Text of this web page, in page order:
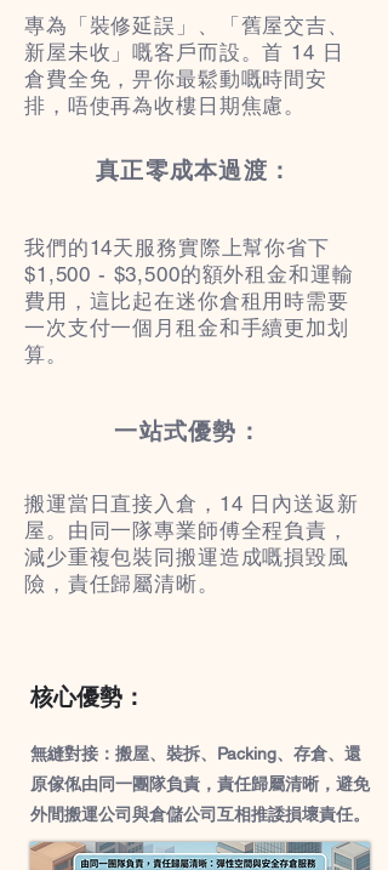
專為「裝修延誤」、
「舊屋交吉、
新屋未收」嘅客戶而設。首 14 日
倉費全免，畀你最鬆動嘅時間安
排，唔使再為收樓日期焦慮。
真正零成本過渡：
我們的14天服務實際上幫你省下
$1,500 - $3,500的額外租金和運輸
費用，這比起在迷你倉租用時需要
一次支付一個月租金和手續更加划
算。
一站式優勢：
搬運當日直接入倉，14 日內送返新
屋。由同一隊專業師傅全程負責，
減少重複包裝同搬運造成嘅損毀風
險，責任歸屬清晰。
核心優勢：
無縫對接：搬屋、裝拆、Packing、存倉、還
原傢俬由同一團隊負責，責任歸屬清晰，避免
外間搬運公司與倉儲公司互相推諉損壞責任。